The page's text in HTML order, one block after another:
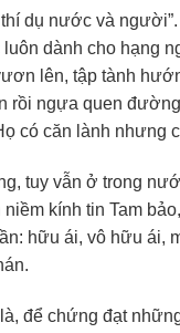
thí dụ nước và
dành cho hạng
lên, tập tành
rồi ngựa quen
có căn lành nhưng
tuy vẫn ở trong
kính tin Tam
hữu ái, vô hữu ái,
để chứng đạt